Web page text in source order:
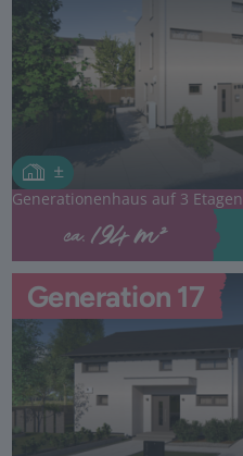
Generationenhaus auf 3 Etagen
ca.194 m²
Generation 17